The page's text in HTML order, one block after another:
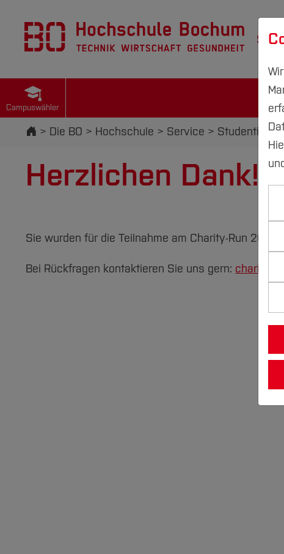
Campuswähler
Startseite
Die BO Hochschule Service
Herzlichen Dank!
Sie wurden für die Teilnahme am Charity-Run 2021
Bei Rückfragen kontaktieren Sie uns gern: charity-